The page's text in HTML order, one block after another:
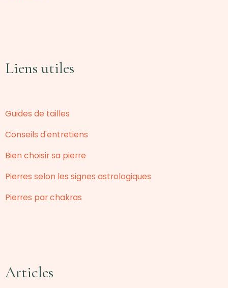
Liens utiles
Guides de tailles
Conseils d'entretiens
Bien choisir sa pierre
Pierres selon les signes astrologiques
Pierres par chakras
Articles